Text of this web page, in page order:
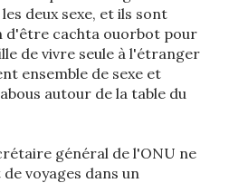
deux sexe, et ils sont
d'être cachta ouorbot pour
de vivre seule à l'étranger
ensemble de sexe et
autour de la table du
général de l'ONU ne
voyages dans un